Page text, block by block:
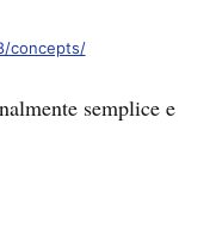
concepts/
semplice e